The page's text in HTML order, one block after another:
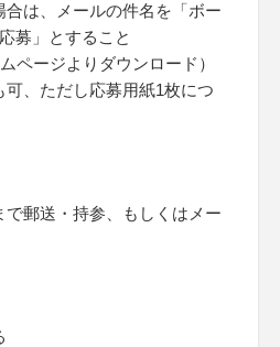
は、メールの件名を「ボー
募」とすること
ページよりダウンロード）
、ただし応募用紙1枚につ
郵送・持参、もしくはメー